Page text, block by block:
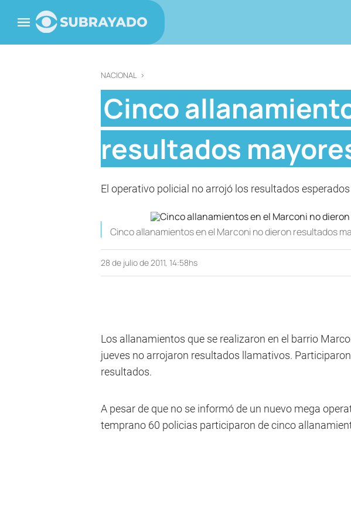
NACIONAL >
Cinco
resultados
El operativo policial no arrojó los resultados
Cinco allanamientos en el Marconi no dieron resultados
28 de julio de 2011, 14:58hs
Los allanamientos que se realizaron en el barrio
jueves no arrojaron resultados llamativos.
resultados.
A pesar de que no se informó de un nuevo mega
temprano 60 policias participaron de cinco